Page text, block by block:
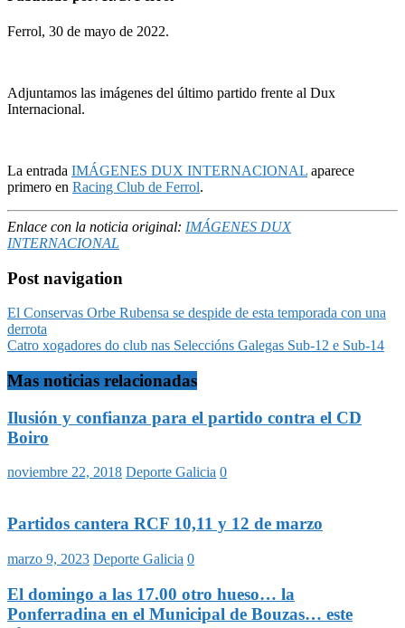
Ferrol, 30 de mayo de 2022.
Adjuntamos las imágenes del último partido frente al Dux
Internacional.
La entrada IMÁGENES DUX INTERNACIONAL aparece
primero en Racing Club de Ferrol.
Enlace con la noticia original: IMÁGENES DUX
INTERNACIONAL
Post navigation
El Conservas Orbe Rubensa se despide de esta temporada con una
derrota
Catro xogadores do club nas Seleccións Galegas Sub-12 e Sub-14
Mas noticias relacionadas
Ilusión y confianza para el partido contra el CD
Boiro
noviembre 22, 2018 Deporte Galicia 0
Partidos cantera RCF 10,11 y 12 de marzo
marzo 9, 2023 Deporte Galicia 0
El domingo a las 17.00 otro hueso… la
Ponferradina en el Municipal de Bouzas… este